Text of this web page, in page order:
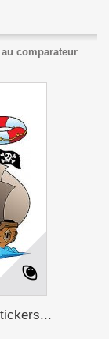
comparateur